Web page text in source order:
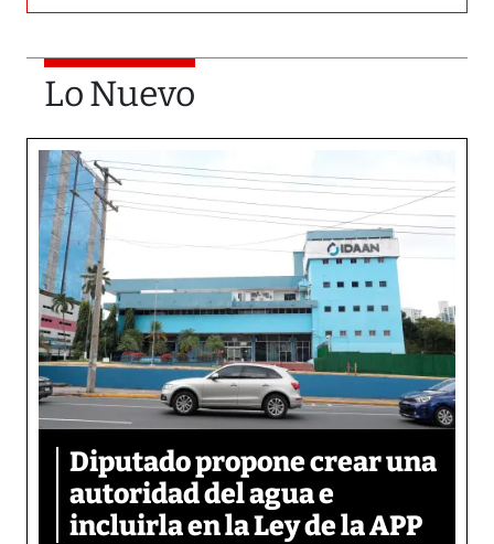
Lo Nuevo
Diputado propone crear una
autoridad del agua e
incluirla en la Ley de la APP